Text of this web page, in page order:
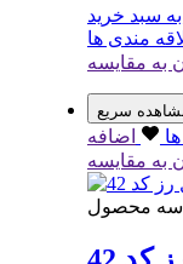
سبد خرید
مندی ها
به مقایسه
سریع
اضافه
به مقایسه